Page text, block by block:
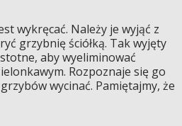
wykręcać. Należy je wyjąć z
grzybnię ściółką. Tak wyjęty
aby wyeliminować
Rozpoznaje się go
wycinać. Pamiętajmy, że